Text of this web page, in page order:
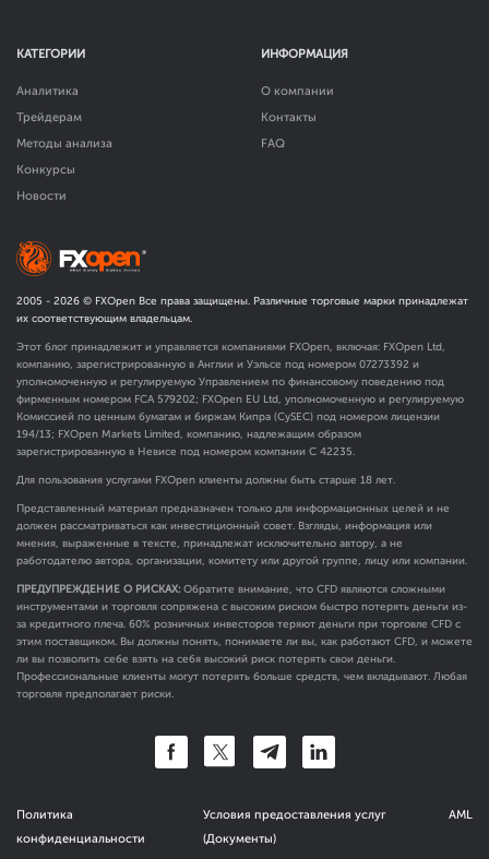
КАТЕГОРИИ
Аналитика
Трейдерам
Методы анализа
Конкурсы
Новости
ИНФОРМАЦИЯ
О компании
Контакты
FAQ
2005 - 2026 © FXOpen Все права защищены. Различные торговые марки принадлежат
их соответствующим владельцам.
Этот блог принадлежит и управляется компаниями FXOpen, включая: FXOpen Ltd,
компанию, зарегистрированную в Англии и Уэльсе под номером 07273392 и
уполномоченную и регулируемую Управлением по финансовому поведению под
фирменным номером FCA 579202; FXOpen EU Ltd, уполномоченную и регулируемую
Комиссией по ценным бумагам и биржам Кипра (CySEC) под номером лицензии
194/13; FXOpen Markets Limited, компанию, надлежащим образом
зарегистрированную в Невисе под номером компании C 42235.
Для пользования услугами FXOpen клиенты должны быть старше 18 лет.
Представленный материал предназначен только для информационных целей и не
должен рассматриваться как инвестиционный совет. Взгляды, информация или
мнения, выраженные в тексте, принадлежат исключительно автору, а не
работодателю автора, организации, комитету или другой группе, лицу или компании.
ПРЕДУПРЕЖДЕНИЕ О РИСКАХ: Обратите внимание, что CFD являются сложными
инструментами и торговля сопряжена с высоким риском быстро потерять деньги из-
за кредитного плеча. 60% розничных инвесторов теряют деньги при торговле CFD с
этим поставщиком. Вы должны понять, понимаете ли вы, как работают CFD, и можете
ли вы позволить себе взять на себя высокий риск потерять свои деньги.
Профессиональные клиенты могут потерять больше средств, чем вкладывают. Любая
торговля предполагает риски.
Политика
конфиденциальности
Условия предоставления услуг
(Документы)
AML